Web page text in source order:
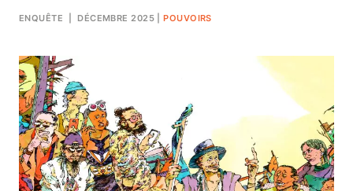
ENQUÊTE | DÉCEMBRE 2025 |POUVOIRS